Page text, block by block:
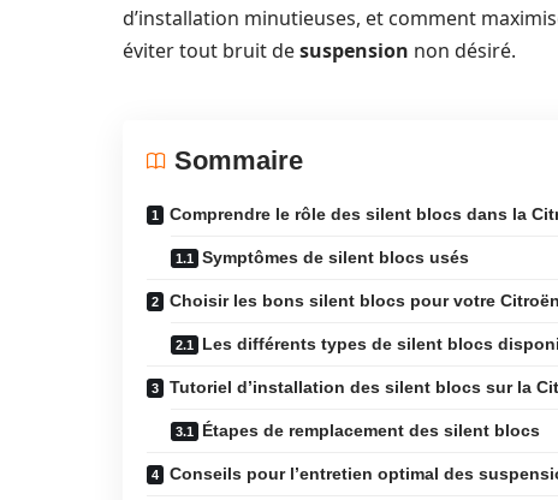
d’installation minutieuses, et comment
éviter tout bruit desuspension non désiré.
Sommaire
Comprendre le rôle des silent blocs dans la
Symptômes de silent blocs usés
Choisir les bons silent blocs pour votre
Les différents types de silent blocs
Tutoriel d’installation des silent blocs sur la
Étapes de remplacement des silent blocs
Conseils pour l’entretien optimal des